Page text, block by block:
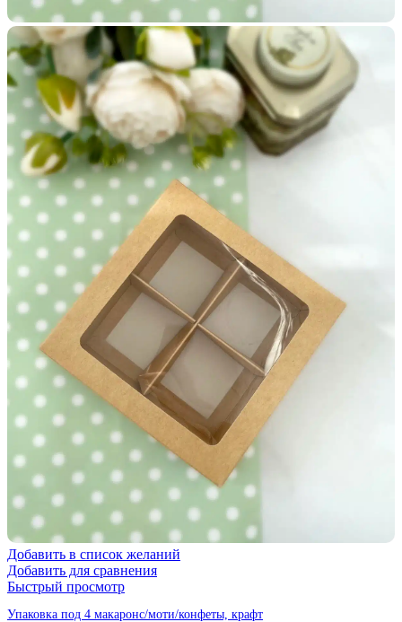
Добавить в список желаний
Добавить для сравнения
Быстрый просмотр
Упаковка под 4 макаронс/моти/конфеты, крафт